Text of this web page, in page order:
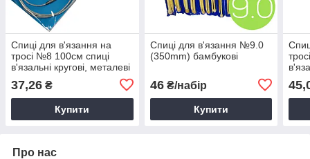
Спиці для в'язання на
тросі №8 100см спиці
в'язальні кругові, металеві
37,26 ₴
Купити
Спиці для в'язання №9.0
(350mm) бамбукові
46₴/набір
Купити
Про нас